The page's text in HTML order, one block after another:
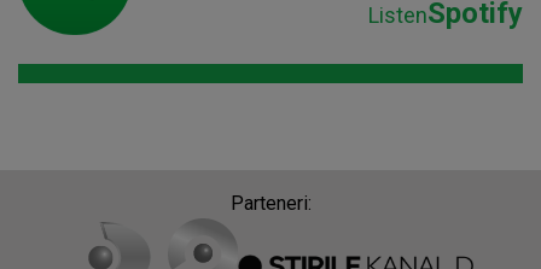
ListenSpotify
Parteneri: